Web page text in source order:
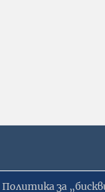
Политика за